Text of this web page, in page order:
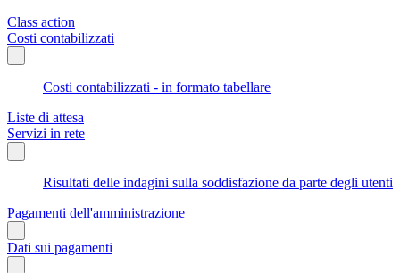
Class action
Costi contabilizzati
Costi contabilizzati - in formato tabellare
Liste di attesa
Servizi in rete
Risultati delle indagini sulla soddisfazione da parte degli utenti
Pagamenti dell'amministrazione
Dati sui pagamenti